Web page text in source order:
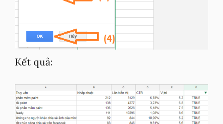
Kết quả: